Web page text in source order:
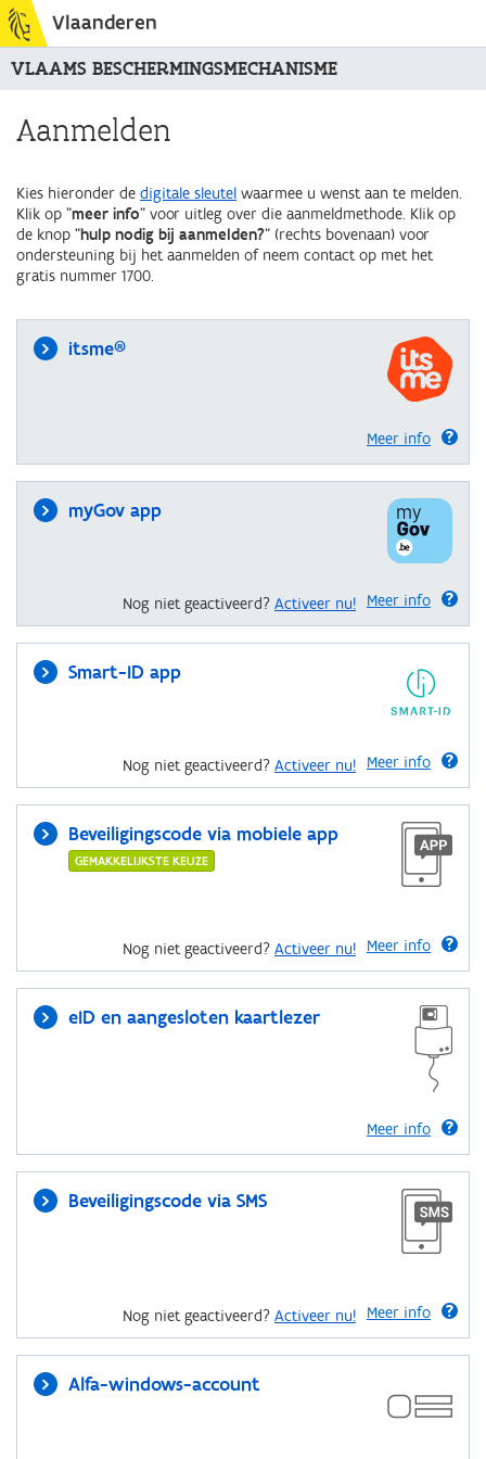
Vlaanderen
VLAAMS BESCHERMINGSMECHANISME
Aanmelden
Kies hieronder de digitale sleutel waarmee u wenst aan te melden.
Klik op "meer info" voor uitleg over die aanmeldmethode. Klik op
de knop "hulp nodig bij aanmelden?" (rechts bovenaan) voor
ondersteuning bij het aanmelden of neem contact op met het
gratis nummer 1700.
itsme®
Meer info
myGov app
Meer info
Nog niet geactiveerd? Activeer nu!
Smart-ID app
Meer info
Nog niet geactiveerd? Activeer nu!
Beveiligingscode via mobiele app
GEMAKKELIJKSTE KEUZE
Meer info
Nog niet geactiveerd? Activeer nu!
eID en aangesloten kaartlezer
Meer info
Beveiligingscode via SMS
Meer info
Nog niet geactiveerd? Activeer nu!
Alfa-windows-account